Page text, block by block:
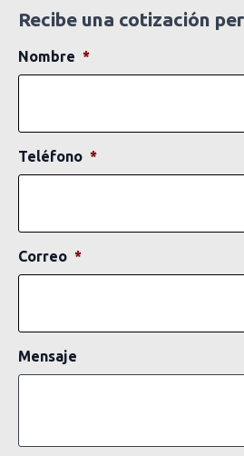
Recibe una cotización
Nombre *
Teléfono *
Correo *
Mensaje